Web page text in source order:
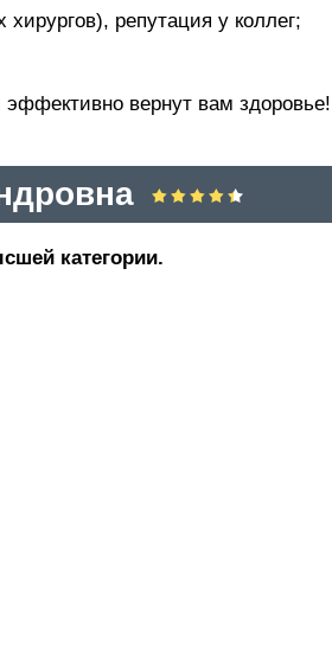
репутация у коллег;
вернут вам здоровье!
категории.